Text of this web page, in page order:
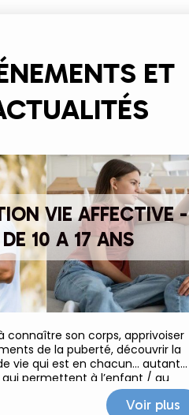
ET
VIE AFFECTIVE -
10 A 17 ANS
connaître son corps, apprivoiser
de la puberté, découvrir la
vie qui est en chacun… autant
qui permettent à l’enfant / au
sentir valorisé, de prendre soin de
dans le respect
Voir plus